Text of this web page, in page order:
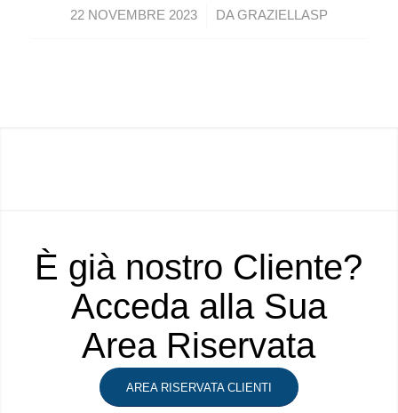
22 NOVEMBRE 2023
/ DAGRAZIELLASP
È già nostro Cliente?
Acceda alla Sua
Area Riservata
AREA RISERVATA CLIENTI